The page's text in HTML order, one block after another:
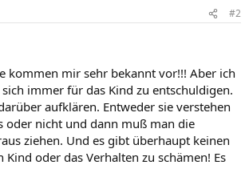
#2
kommen mir sehr bekannt vor!!! Aber ich
immer für das Kind zu entschuldigen.
aufklären. Entweder sie verstehen
oder nicht und dann muß man die
ziehen. Und es gibt überhaupt keinen
Kind oder das Verhalten zu schämen! Es